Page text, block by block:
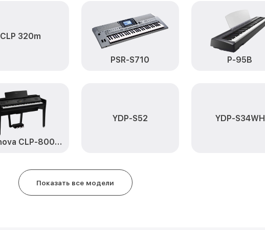
Ремонт корпусных элементов P-45 Yamaha
Восстановление после попадания влаги P-45
CLP 320m
PSR-S710 P-95B
Clavinova CLP-800 Series
YDP-S52 YDP-S34WH
Показать все модели